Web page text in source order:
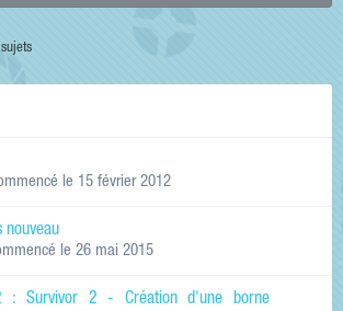
le 15 février 2012
nouveau
le 26 mai 2015
: Survivor 2 - Création d'une borne